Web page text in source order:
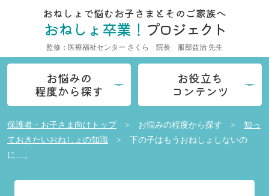
おねしょで悩むお子さまと そのご家族へ
おねしょ卒業！ プロジェクト
監修：医療福祉センター さくら 院長 服部益治 先生
お悩みの
程度から探す
お役立ち
コンテンツ
保護者・お子さま向けトップ> お悩みの程度から探す > 知っ
ておきたいおねしょの知識> 下の子はもうおねしょしないの
に…。